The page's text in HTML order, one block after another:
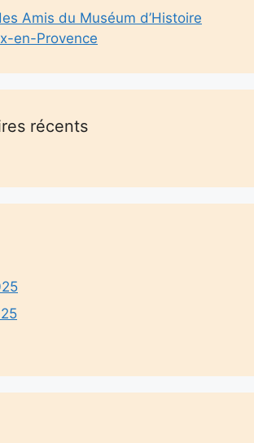
Amis du Muséum d’Histoire
en-Provence
récents